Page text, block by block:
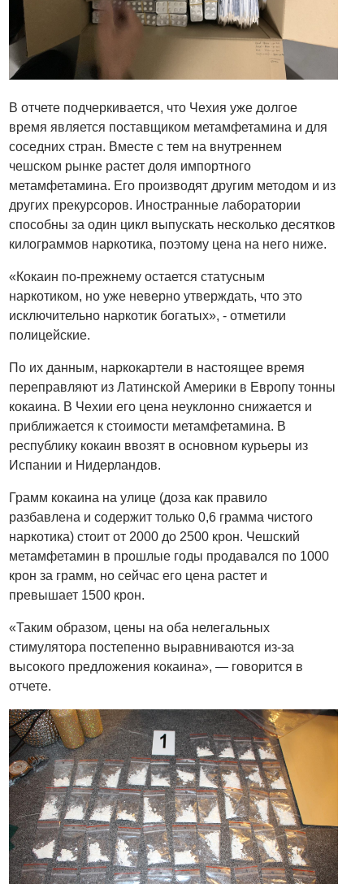
В отчете подчеркивается, что Чехия уже долгое
время является поставщиком метамфетамина и для
соседних стран. Вместе с тем на внутреннем
чешском рынке растет доля импортного
метамфетамина. Его производят другим методом и из
других прекурсоров. Иностранные лаборатории
способны за один цикл выпускать несколько десятков
килограммов наркотика, поэтому цена на него ниже.
«Кокаин по-прежнему остается статусным
наркотиком, но уже неверно утверждать, что это
исключительно наркотик богатых», - отметили
полицейские.
По их данным, наркокартели в настоящее время
переправляют из Латинской Америки в Европу тонны
кокаина. В Чехии его цена неуклонно снижается и
приближается к стоимости метамфетамина. В
республику кокаин ввозят в основном курьеры из
Испании и Нидерландов.
Грамм кокаина на улице (доза как правило
разбавлена и содержит только 0,6 грамма чистого
наркотика) стоит от 2000 до 2500 крон. Чешский
метамфетамин в прошлые годы продавался по 1000
крон за грамм, но сейчас его цена растет и
превышает 1500 крон.
«Таким образом, цены на оба нелегальных
стимулятора постепенно выравниваются из-за
высокого предложения кокаина», — говорится в
отчете.